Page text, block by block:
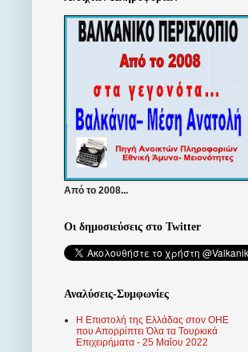
Από το 2008...
Οι δημοσιεύσεις στο Twitter
Αναλύσεις-Συμφωνίες
Η Επιστολή της Ελλάδας στον ΟΗΕ
που Απορρίπτει Όλα τα Τουρκικά
Επιχειρήματα - 25 Μαΐου 2022